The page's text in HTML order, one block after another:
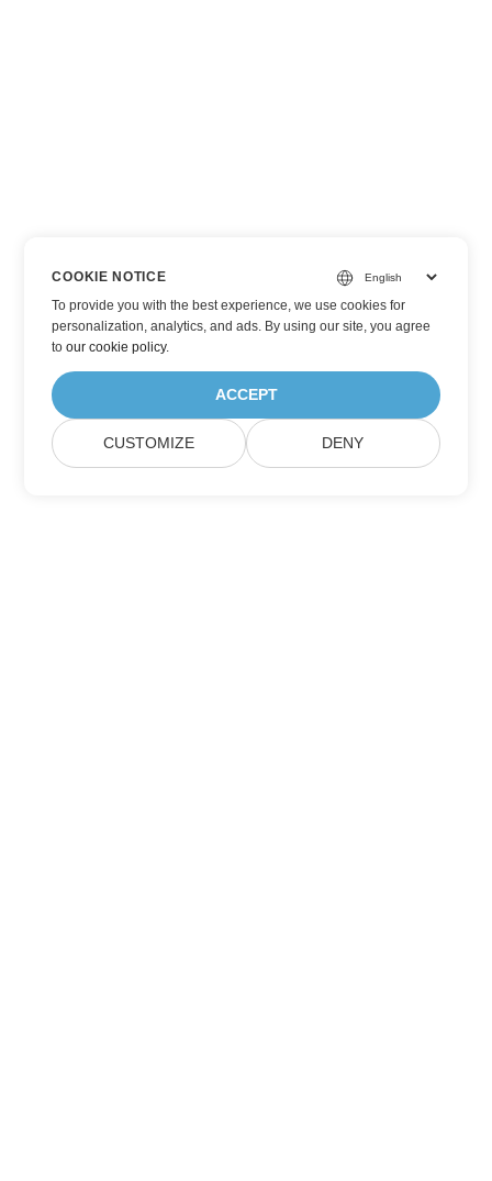
COOKIE NOTICE
To provide you with the best experience, we use cookies for
personalization, analytics, and ads. By using our site, you agree
toour cookie policy.
ACCEPT
CUSTOMIZE DENY